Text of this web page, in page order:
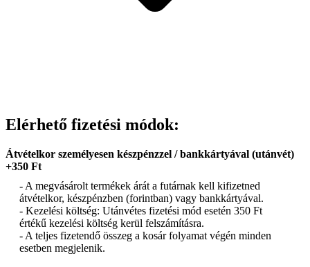
Elérhető fizetési módok:
Átvételkor személyesen készpénzzel / bankkártyával (utánvét)
+350 Ft
- A megvásárolt termékek árát a futárnak kell kifizetned
átvételkor, készpénzben (forintban) vagy bankkártyával.
- Kezelési költség: Utánvétes fizetési mód esetén 350 Ft
értékű kezelési költség kerül felszámításra.
- A teljes fizetendő összeg a kosár folyamat végén minden
esetben megjelenik.